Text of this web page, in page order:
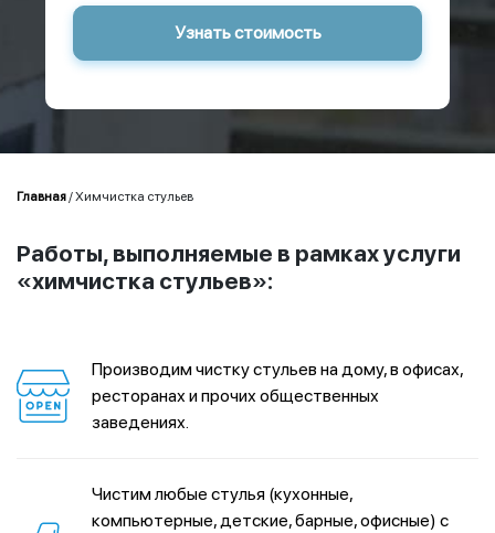
Главная /Химчистка стульев
Работы, выполняемые в рамках услуги
«химчистка стульев»:
Производим чистку стульев на дому, в офисах,
ресторанах и прочих общественных
заведениях.
Чистим любые стулья (кухонные,
компьютерные, детские, барные, офисные) с